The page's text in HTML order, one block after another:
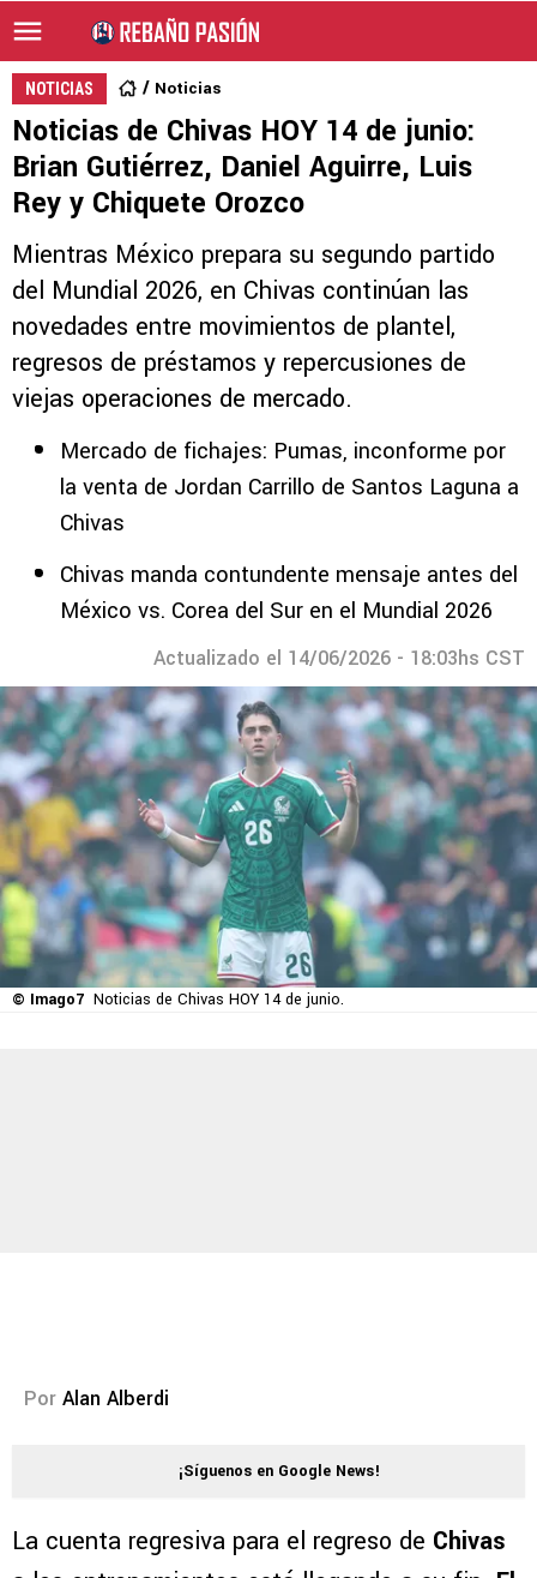
NOTICIAS Noticias
Noticias de Chivas HOY 14 de junio:
Brian Gutiérrez, Daniel Aguirre, Luis
Rey y Chiquete Orozco
Mientras México prepara su segundo partido
del Mundial 2026, en Chivas continúan las
novedades entre movimientos de plantel,
regresos de préstamos y repercusiones de
viejas operaciones de mercado.
Mercado de fichajes: Pumas, inconforme por
la venta de Jordan Carrillo de Santos Laguna a
Chivas
Chivas manda contundente mensaje antes del
México vs. Corea del Sur en el Mundial 2026
Actualizado el 14/06/2026 - 18:03hs CST
© Imago7 Noticias de Chivas HOY 14 de junio.
Por Alan Alberdi
¡Síguenos en Google News!
La cuenta regresiva para el regreso de Chivas